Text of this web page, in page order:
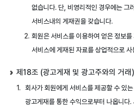
없습니다. 단, 비영리적인 경우에는 그
서비스내의 게재권을 갖습니다.
회원은 서비스를 이용하여 얻은 정보
서비스에 게재된 자료를 상업적으로 사
제18조 (광고게재 및 광고주와의 거래)
회사가 회원에게 서비스를 제공할 수 있
광고게재를 통한 수익으로부터 나옵니다